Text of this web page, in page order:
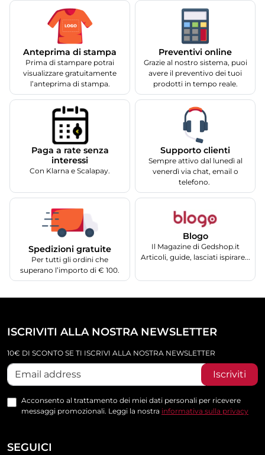
Anteprima di stampa
Prima di stampare potrai
visualizzare gratuitamente
l’anteprima di stampa.
Preventivi online
Grazie al nostro sistema, puoi
avere il preventivo dei tuoi
prodotti in tempo reale.
Paga a rate senza
interessi
Con Klarna e Scalapay.
Supporto clienti
Sempre attivo dal lunedì al
venerdì via chat, email o
telefono.
Spedizioni gratuite
Per tutti gli ordini che
superano l’importo di € 100.
Blogo
Il Magazine di Gedshop.it
Articoli, guide, lasciati ispirare...
ISCRIVITI ALLA NOSTRA NEWSLETTER
10€ DI SCONTO SE TI ISCRIVI ALLA NOSTRA NEWSLETTER
Iscriviti
Acconsento al trattamento dei miei dati personali per ricevere
messaggi promozionali. Leggi la nostra informativa sulla privacy
SEGUICI